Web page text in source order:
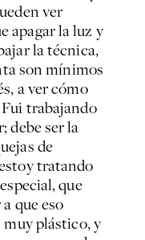
ver
apagar la luz y
la técnica,
son mínimos
a ver cómo
trabajando
debe ser la
de
tratando
que
que eso
muy plástico, y